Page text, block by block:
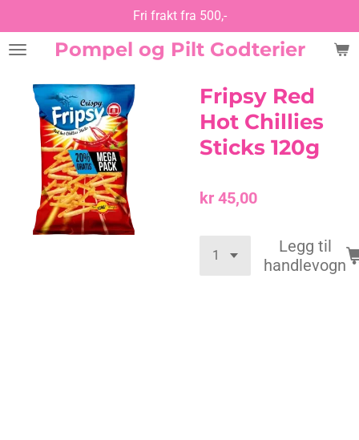
til
hovedinnholdPompel og Pilt Godterier
Fri frakt fra 500,-
Fripsy Red
Hot Chillies
Sticks 120g
kr 45,00
Legg til
handlevogn